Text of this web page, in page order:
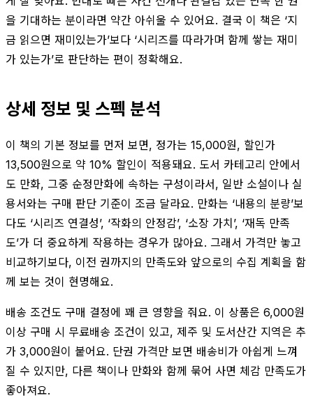
을 기대하는 분이라면 약간 아쉬울 수 있어요. 결국 이 책은 ‘지
금 읽으면 재미있는가’보다 ‘시리즈를 따라가며 함께 쌓는 재미
가 있는가’로 판단하는 편이 정확해요.
상세 정보 및 스펙 분석
이 책의 기본 정보를 먼저 보면, 정가는 15,000원, 할인가
13,500원으로 약 10% 할인이 적용돼요. 도서 카테고리 안에서
도 만화, 그중 순정만화에 속하는 구성이라서, 일반 소설이나 실
용서와는 구매 판단 기준이 조금 달라요. 만화는 ‘내용의 분량’보
다도 ‘시리즈 연결성’, ‘작화의 안정감’, ‘소장 가치’, ‘재독 만족
도’가 더 중요하게 작용하는 경우가 많아요. 그래서 가격만 놓고
비교하기보다, 이전 권까지의 만족도와 앞으로의 수집 계획을 함
께 보는 것이 현명해요.
배송 조건도 구매 결정에 꽤 큰 영향을 줘요. 이 상품은 6,000원
이상 구매 시 무료배송 조건이 있고, 제주 및 도서산간 지역은 추
가 3,000원이 붙어요. 단권 가격만 보면 배송비가 아쉽게 느껴
질 수 있지만, 다른 책이나 만화와 함께 묶어 사면 체감 만족도가
좋아져요.